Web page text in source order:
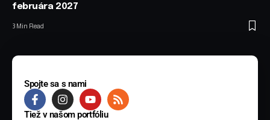
februára 2027
3 Min Read
Spojte sa s nami
Tiež v našom portfóliu